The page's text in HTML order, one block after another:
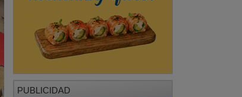
PUBLICIDAD